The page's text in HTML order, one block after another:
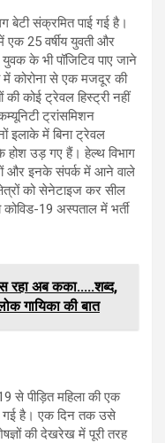
बेटी संक्रमित पाई गई है।
एक 25 वर्षीय युवती और
के भी पॉजिटिव पाए जाने
में कोरोना से एक मजदूर की
कोई ट्रेवल हिस्ट्री नहीं
ट्रांसमिशन
इलाके में बिना ट्रेवल
होश उड़ गए हैं। हेल्थ विभाग
और इनके संपर्क में आने वाले
को सेनेटाइज कर सील
19 अस्पताल में भर्ती
रहा अब कका.....शब्द,
गायिका की बात
से पीड़ित महिला की एक
गई है। एक दिन तक उसे
की देखरेख में पूरी तरह